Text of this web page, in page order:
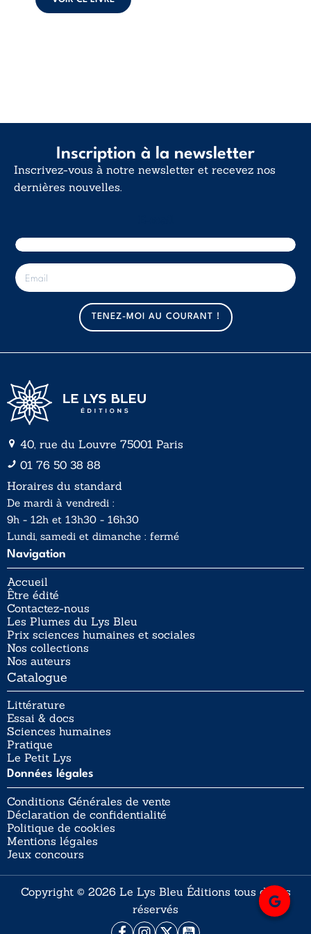
d’existence pour ...
Inscription à la newsletter
Inscrivez-vous à notre newsletter et recevez nos
dernières nouvelles.
E
-
m
TENEZ-MOI AU COURANT !
40, rue du Louvre 75001 Paris
01 76 50 38 88
Horaires du standard
De mardi à vendredi :
9h - 12h et 13h30 - 16h30
Lundi, samedi et dimanche : fermé
Navigation
Accueil
Être édité
Contactez-nous
Les Plumes du Lys Bleu
Prix sciences humaines et sociales
Nos collections
Nos auteurs
Catalogue
Littérature
Essai & docs
Sciences humaines
Pratique
Le Petit Lys
Données légales
Conditions Générales de vente
Déclaration de confidentialité
Politique de cookies
Mentions légales
Jeux concours
Copyright © 2026 Le Lys Bleu Éditions tous droits
réservés